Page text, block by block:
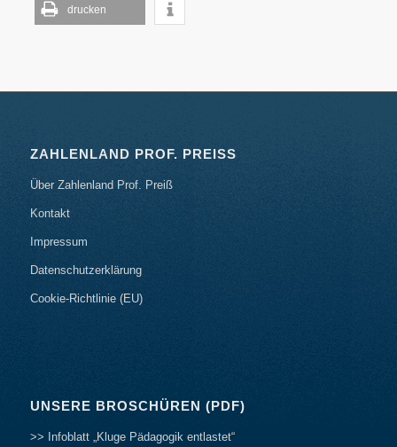
drucken
ZAHLENLAND PROF. PREISS
Über Zahlenland Prof. Preiß
Kontakt
Impressum
Datenschutzerklärung
Cookie-Richtlinie (EU)
UNSERE BROSCHÜREN (PDF)
>> Infoblatt „Kluge Pädagogik entlastet“